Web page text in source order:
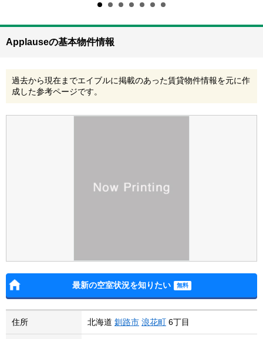
Applauseの基本物件情報
過去から現在までエイブルに掲載のあった賃貸物件情報を元に作
成した参考ページです。
最新の空室状況を知りたい
住所 北海道 釧路市 浪花町 6丁目